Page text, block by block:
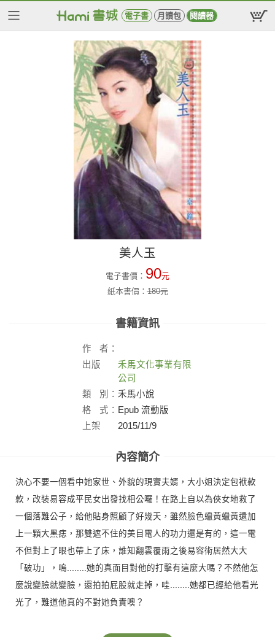
電子書 月讀包 閱讀器
美人玉
電子書價： 90元
紙本書價：180元
書籍資訊
作
者：
出版
禾馬文化事業有限
公司
類
別： 禾馬小說
格
式： Epub 流動版
上架
2015/11/9
內容簡介
決心不要一個看中她家世、外貌的現實夫婿，大小姐決定包袱款
款，改裝易容成平民女出發找相公囉！在路上自以為俠女地救了
一個落難公子，給他貼身照顧了好幾天，雖然臉色蠟黃蠟黃還加
上一顆大黑痣，那雙遮不住的美目電人的功力還是有的，這一電
不但對上了眼也帶上了床，誰知翻雲覆雨之後易容術居然大大
「破功」，嗚........她的真面目對他的打擊有這麼大嗎？不然他怎
麼說變臉就變臉，還拍拍屁股就走掉，哇........她都已經給他看光
光了，難道他真的不對她負責噢？